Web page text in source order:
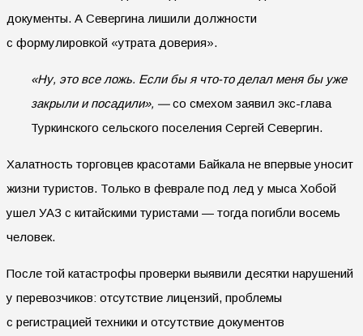
документы. А Севергина лишили должности
с формулировкой «утрата доверия».
«Ну, это все ложь. Если бы я что-то делал меня бы уже
закрыли и посадили», —со смехом заявил экс-глава
Туркинского сельского поселения Сергей Севергин.
Халатность торговцев красотами Байкала не впервые уносит
жизни туристов. Только в феврале под лед у мыса Хобой
ушел УАЗ с китайскими туристами — тогда погибли восемь
человек.
После той катастрофы проверки выявили десятки нарушений
у перевозчиков: отсутствие лицензий, проблемы
с регистрацией техники и отсутствие документов